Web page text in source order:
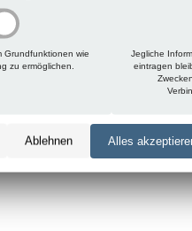
Grundfunktionen wie
zu ermöglichen.
Jegliche
eintragen
Ablehnen Alles